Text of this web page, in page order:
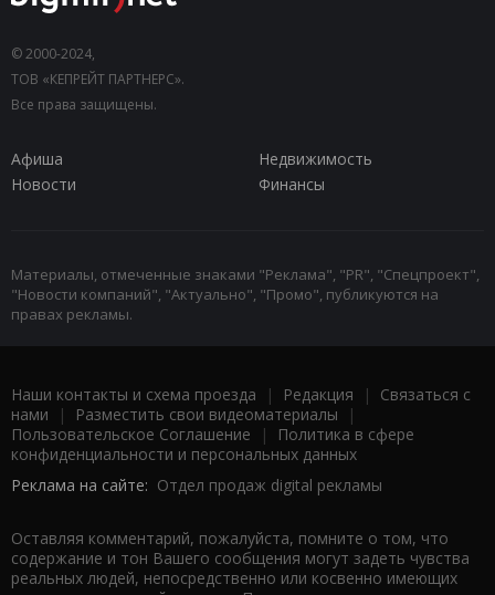
© 2000-2024,
ТОВ «КЕПРЕЙТ ПАРТНЕРС».
Все права защищены.
Афиша
Недвижимость
Новости
Финансы
Материалы, отмеченные знаками "Реклама", "PR", "Спецпроект",
"Новости компаний", "Актуально", "Промо", публикуются на
правах рекламы.
Наши контакты и схема проезда | Редакция | Связаться с
нами | Разместить свои видеоматериалы |
Пользовательское Соглашение |
Политика в сфере
конфиденциальности и персональных данных
Реклама на сайте: Отдел продаж digital рекламы
Оставляя комментарий, пожалуйста, помните о том, что
содержание и тон Вашего сообщения могут задеть чувства
реальных людей, непосредственно или косвенно имеющих